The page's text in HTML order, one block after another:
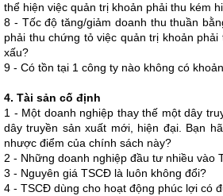
thể hiện việc quản trị khoản phải thu kém
8 - Tốc độ tăng/giảm doanh thu thuần
phải thu chứng tỏ việc quản trị khoản
xấu?
9 - Có tồn tại 1 công ty nào không có
4. Tài sản cố định
1 - Một doanh nghiệp thay thế một dây
dây truyền sản xuất mới, hiện đại. Bạn
nhược điểm của chính sách này?
2 - Những doanh nghiệp đầu tư nhiều vào
3 - Nguyên giá TSCĐ là luôn không đổi?
4 - TSCĐ dùng cho hoạt động phúc lợi có